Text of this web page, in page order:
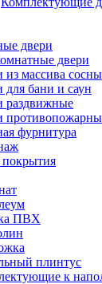
двери
двери
из массива сосны
для бани и саун
раздвижные
фурнитура
ПВХ
плинтус
к